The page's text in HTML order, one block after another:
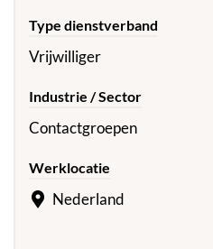
Type dienstverband
Vrijwilliger
Industrie / Sector
Contactgroepen
Werklocatie
Nederland